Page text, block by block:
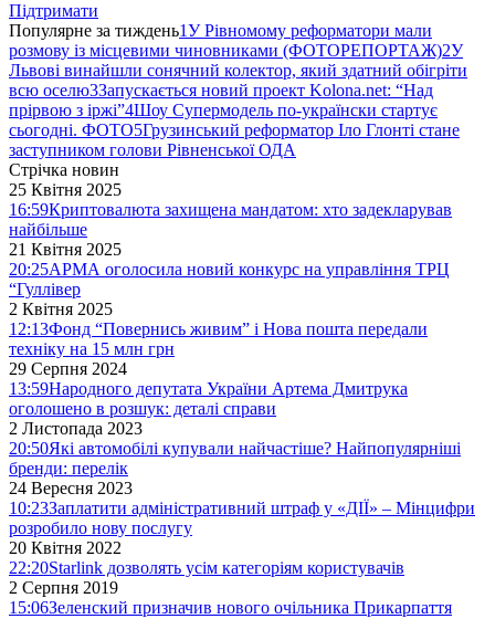
Підтримати
Популярне за тиждень1У Рівномому реформатори мали
розмову із місцевими чиновниками (ФОТОРЕПОРТАЖ)2У
Львові винайшли сонячний колектор, який здатний обігріти
всю оселю3Запускається новий проект Kolona.net: “Над
прірвою з іржі”4Шоу Супермодель по-українски стартує
сьогодні. ФОТО5Грузинський реформатор Іло Глонті стане
заступником голови Рівненської ОДА
Стрічка новин
25 Квітня 2025
16:59Криптовалюта захищена мандатом: хто задекларував
найбільше
21 Квітня 2025
20:25АРМА оголосила новий конкурс на управління ТРЦ
“Гуллівер
2 Квітня 2025
12:13Фонд “Повернись живим” і Нова пошта передали
техніку на 15 млн грн
29 Серпня 2024
13:59Народного депутата України Артема Дмитрука
оголошено в розшук: деталі справи
2 Листопада 2023
20:50Які автомобілі купували найчастіше? Найпопулярніші
бренди: перелік
24 Вересня 2023
10:23Заплатити адміністративний штраф у «ДІЇ» – Мінцифри
розробило нову послугу
20 Квітня 2022
22:20Starlink дозволять усім категоріям користувачів
2 Серпня 2019
15:06Зеленский призначив нового очільника Прикарпаття